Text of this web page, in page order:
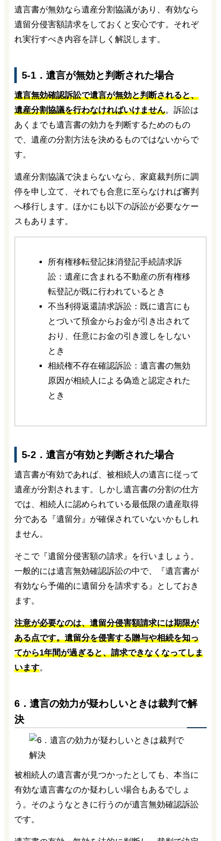
遺言書が無効なら遺産分割協議があり、有効なら
遺留分侵害額請求をしておくと安心です。それぞ
れ実行すべき内容を詳しく解説します。
5-1．遺言が無効と判断された場合
遺言無効確認訴訟で遺言が無効と判断されると、
遺産分割協議を行わなければいけません。訴訟は
あくまでも遺言書の効力を判断するためのもの
で、遺産の分割方法を決めるものではないからで
す。
遺産分割協議で決まらないなら、家庭裁判所に調
停を申し立て、それでも合意に至らなければ審判
へ移行します。ほかにも以下の訴訟が必要なケー
スもあります。
所有権移転登記抹消登記手続請求訴
訟：遺産に含まれる不動産の所有権移
転登記が既に行われているとき
不当利得返還請求訴訟：既に遺言にも
とづいて預金からお金が引き出されて
おり、任意にお金の引き渡しをしない
とき
相続権不存在確認訴訟：遺言書の無効
原因が相続人による偽造と認定された
とき
5-2．遺言が有効と判断された場合
遺言書が有効であれば、被相続人の遺言に従って
遺産が分割されます。しかし遺言書の分割の仕方
では、相続人に認められている最低限の遺産取得
分である『遺留分』が確保されていないかもしれ
ません。
そこで『遺留分侵害額の請求』を行いましょう。
一般的には遺言無効確認訴訟の中で、『遺言書が
有効なら予備的に遺留分を請求する』としておき
ます。
注意が必要なのは、遺留分侵害額請求には期限が
ある点です。遺留分を侵害する贈与や相続を知っ
てから1年間が過ぎると、請求できなくなってしま
います。
6．遺言の効力が疑わしいときは裁判で解
決
被相続人の遺言書が見つかったとしても、本当に
有効な遺言書なのか疑わしい場合もあるでしょ
う。そのようなときに行うのが遺言無効確認訴訟
です。